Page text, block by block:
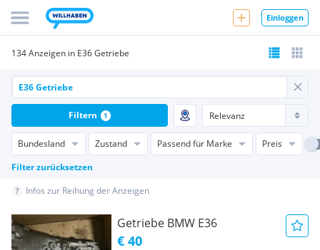
Einloggen
134 Anzeigen in E36 Getriebe
Bundesland Zustand Passend für Marke
Preis
Filter zurücksetzen
Filtern 1
Infos zur Reihung der Anzeigen
Getriebe BMW E36
€ 40